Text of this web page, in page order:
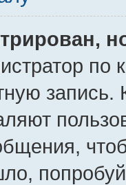
по
запись.